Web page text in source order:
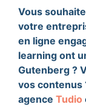
Vous
votre
en ligne
learning ont
Gutenberg ?
vos contenus
agence Tudio